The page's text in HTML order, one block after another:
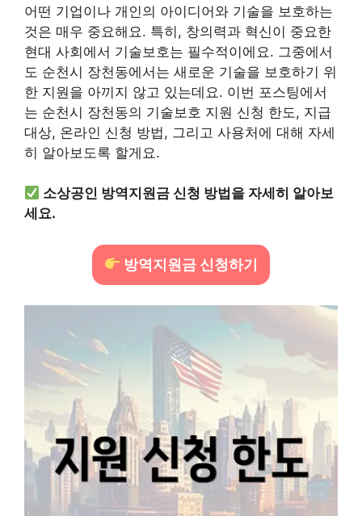
어떤 기업이나 개인의 아이디어와 기술을 보호하는
것은 매우 중요해요. 특히, 창의력과 혁신이 중요한
현대 사회에서 기술보호는 필수적이에요. 그중에서
도 순천시 장천동에서는 새로운 기술을 보호하기 위
한 지원을 아끼지 않고 있는데요. 이번 포스팅에서
는 순천시 장천동의 기술보호 지원 신청 한도, 지급
대상, 온라인 신청 방법, 그리고 사용처에 대해 자세
히 알아보도록 할게요.
소상공인 방역지원금 신청 방법을 자세히 알아보
세요.
방역지원금 신청하기